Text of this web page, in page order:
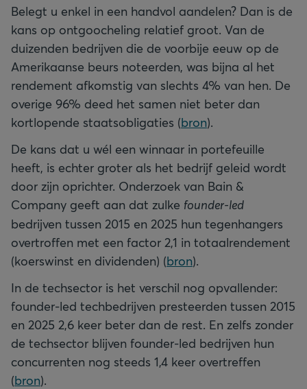
Belegt u enkel in een handvol aandelen? Dan is de
kans op ontgoocheling relatief groot. Van de
duizenden bedrijven die de voorbije eeuw op de
Amerikaanse beurs noteerden, was bijna al het
rendement afkomstig van slechts 4% van hen. De
overige 96% deed het samen niet beter dan
kortlopende staatsobligaties (bron).
De kans dat u wél een winnaar in portefeuille
heeft, is echter groter als het bedrijf geleid wordt
door zijn oprichter. Onderzoek van Bain &
Company geeft aan dat zulke founder-led
bedrijven tussen 2015 en 2025 hun tegenhangers
overtroffen met een factor 2,1 in totaalrendement
(koerswinst en dividenden) (bron).
In de techsector is het verschil nog opvallender:
founder-led techbedrijven presteerden tussen 2015
en 2025 2,6 keer beter dan de rest. En zelfs zonder
de techsector blijven founder-led bedrijven hun
concurrenten nog steeds 1,4 keer overtreffen
(bron).